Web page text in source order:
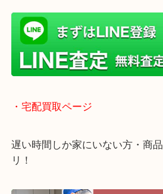
・ライン査定お待ちしています